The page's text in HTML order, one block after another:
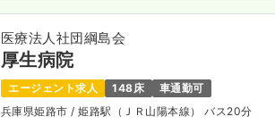
医療法人社団綱島会
厚生病院
エージェント求人 148床
車通勤可
兵庫県姫路市/ 姫路駅（ＪＲ山陽本線） バス20分